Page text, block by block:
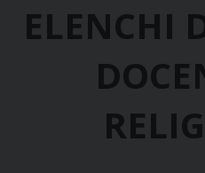
ELENCHI
DO